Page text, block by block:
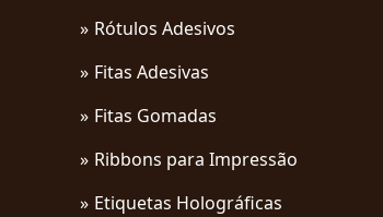
Rótulos Adesivos
Fitas Adesivas
Fitas Gomadas
Ribbons para Impressão
Etiquetas Holográficas